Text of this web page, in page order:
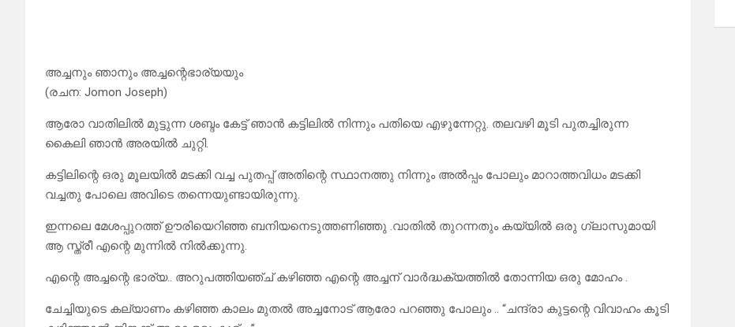
അച്ചനും ഞാനും അച്ചന്റെഭാര്യയും
(രചന: Jomon Joseph)
ആരോ വാതിലിൽ മുട്ടുന്ന ശബ്ദം കേട്ട് ഞാൻ കട്ടിലിൽ നിന്നും പതിയെ എഴുന്നേറ്റു. തലവഴി മൂടി പുതച്ചിരുന്ന
കൈലി ഞാൻ അരയിൽ ചുറ്റി.
കട്ടിലിന്റെ ഒരു മൂലയിൽ മടക്കി വച്ച പുതപ്പ് അതിന്റെ സ്ഥാനത്തു നിന്നും അൽപ്പം പോലും മാറാത്തവിധം മടക്കി
വച്ചതു പോലെ അവിടെ തന്നെയുണ്ടായിരുന്നു.
ഇന്നലെ മേശപ്പുറത്ത് ഊരിയെറിഞ്ഞ ബനിയനെടുത്തണിഞ്ഞു .വാതിൽ തുറന്നതും കയ്യിൽ ഒരു ഗ്ലാസുമായി
ആ സ്ത്രീ എന്റെ മുന്നിൽ നിൽക്കുന്നു.
എന്റെ അച്ചന്റെ ഭാര്യ.. അറുപത്തിയഞ്ച് കഴിഞ്ഞ എന്റെ അച്ചന് വാർദ്ധക്യത്തിൽ തോന്നിയ ഒരു മോഹം .
ചേച്ചിയുടെ കല്യാണം കഴിഞ്ഞ കാലം മുതൽ അച്ചനോട് ആരോ പറഞ്ഞു പോലും .. “ചന്ദ്രാ കുട്ടന്റെ വിവാഹം കൂടി